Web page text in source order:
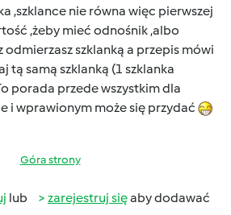
,szklance nie równa więc pierwszej
,żeby mieć odnośnik ,albo
odmierzasz szklanką a przepis mówi
tą samą szklanką (1 szklanka
porada przede wszystkim dla
i wprawionym może się przydać
Góra strony
lub zarejestruj sięaby dodawać